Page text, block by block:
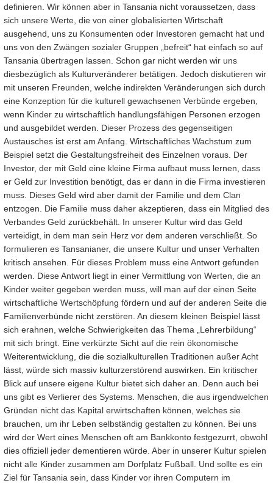
definieren. Wir können aber in Tansania nicht voraussetzen, dass
sich unsere Werte, die von einer globalisierten Wirtschaft
ausgehend, uns zu Konsumenten oder Investoren gemacht hat und
uns von den Zwängen sozialer Gruppen „befreit“ hat einfach so auf
Tansania übertragen lassen. Schon gar nicht werden wir uns
diesbezüglich als Kulturveränderer betätigen. Jedoch diskutieren wir
mit unseren Freunden, welche indirekten Veränderungen sich durch
eine Konzeption für die kulturell gewachsenen Verbünde ergeben,
wenn Kinder zu wirtschaftlich handlungsfähigen Personen erzogen
und ausgebildet werden. Dieser Prozess des gegenseitigen
Austausches ist erst am Anfang. Wirtschaftliches Wachstum zum
Beispiel setzt die Gestaltungsfreiheit des Einzelnen voraus. Der
Investor, der mit Geld eine kleine Firma aufbaut muss lernen, dass
er Geld zur Investition benötigt, das er dann in die Firma investieren
muss. Dieses Geld wird aber damit der Familie und dem Clan
entzogen. Die Familie muss daher akzeptieren, dass ein Mitglied des
Verbandes Geld zurückbehält. In unserer Kultur wird das Geld
verteidigt, in dem man sein Herz vor dem anderen verschließt. So
formulieren es Tansanianer, die unsere Kultur und unser Verhalten
kritisch ansehen. Für dieses Problem muss eine Antwort gefunden
werden. Diese Antwort liegt in einer Vermittlung von Werten, die an
Kinder weiter gegeben werden muss, will man auf der einen Seite
wirtschaftliche Wertschöpfung fördern und auf der anderen Seite die
Familienverbünde nicht zerstören. An diesem kleinen Beispiel lässt
sich erahnen, welche Schwierigkeiten das Thema „Lehrerbildung“
mit sich bringt. Eine verkürzte Sicht auf die rein ökonomische
Weiterentwicklung, die die sozialkulturellen Traditionen außer Acht
lässt, würde sich massiv kulturzerstörend auswirken. Ein kritischer
Blick auf unsere eigene Kultur bietet sich daher an. Denn auch bei
uns gibt es Verlierer des Systems. Menschen, die aus irgendwelchen
Gründen nicht das Kapital erwirtschaften können, welches sie
brauchen, um ihr Leben selbständig gestalten zu können. Bei uns
wird der Wert eines Menschen oft am Bankkonto festgezurrt, obwohl
dies offiziell jeder dementieren würde. Aber in unserer Kultur spielen
nicht alle Kinder zusammen am Dorfplatz Fußball. Und sollte es ein
Ziel für Tansania sein, dass Kinder vor ihren Computern im